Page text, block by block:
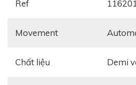
túi thế hệ cũ.
Ref
Movement
Chất liệu Demi